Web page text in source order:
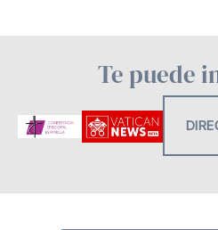
Te puede